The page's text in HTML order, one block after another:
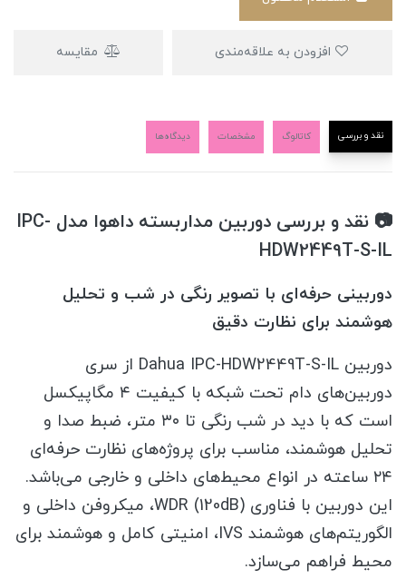
مقایسه
نقد و بررسی کاتالوگ مشخصات دیدگاه‌ها
📷 نقد و بررسی دوربین مداربسته داهوا مدل IPC-
HDW2449T-S-IL
دوربینی حرفه‌ای با تصویر رنگی در شب و تحلیل
هوشمند برای نظارت دقیق
دوربین Dahua IPC-HDW2449T-S-IL از سری
دوربین‌های دام تحت شبکه با کیفیت ۴ مگاپیکسل
است که با دید در شب رنگی تا ۳۰ متر، ضبط صدا و
تحلیل هوشمند، مناسب برای پروژه‌های نظارت حرفه‌ای
۲۴ ساعته در انواع محیط‌های داخلی و خارجی می‌باشد.
این دوربین با فناوری WDR (120dB)، میکروفن داخلی و
الگوریتم‌های هوشمند IVS، امنیتی کامل و هوشمند برای
محیط فراهم می‌سازد.